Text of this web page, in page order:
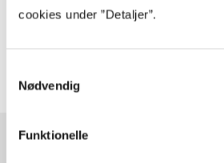
cookies under ”Detaljer”.
Nødvendig
Funktionelle
Tidsskrift